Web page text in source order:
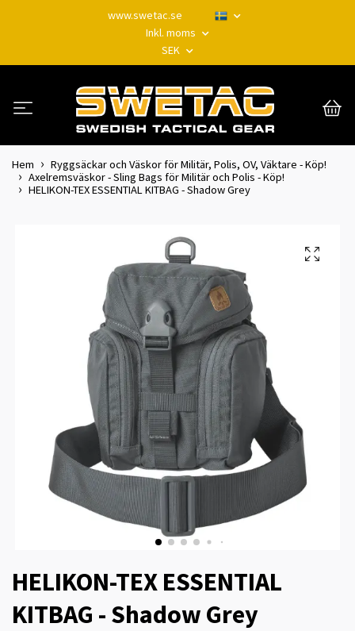
www.swetac.se
Inkl. moms
SEK
Hem
Ryggsäckar och Väskor för Militär, Polis, OV, Väktare - Köp!
Axelremsväskor - Sling Bags för Militär och Polis - Köp!
HELIKON-TEX ESSENTIAL KITBAG - Shadow Grey
HELIKON-TEX ESSENTIAL
KITBAG - Shadow Grey